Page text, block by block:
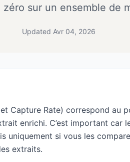
sur un ensemble de
Updated Avr 04, 2026
Capture Rate) correspond au
enrichi. C’est important car
uniquement si vous les
extraits.